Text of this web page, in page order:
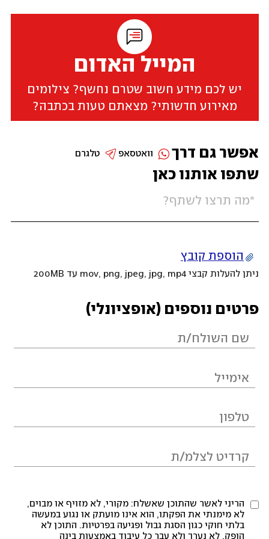
המייל האדום
יש לכם מידע חשוב שטרם נחשף? צילומים
מאירוע חדשותי? מצאתם טעות בכתבה?
שתפו אותנו כאן
הוספת קובץ
ניתן להעלות קבצי mov, png, jpeg, jpg, mp4 עד 200MB
פרטים נוספים (אופציונלי)
הריני לאשר שהתוכן שאשלח: מקורי, לא מזויף או מבוים,
לא מימנתי את הפקתו, הוא אינו מועתק או נגוע במעשה
בלתי חוקי כגון הסגת גבול ופגיעה בפרטיות. התוכן לא
הופק, לא נערך ולא עבר כל עיבוד באמצעות בינה
אפשר גם דרך טלגרם וואטסאפ